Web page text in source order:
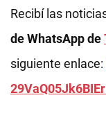
Recibí las
de WhatsApp de
siguiente enlace: